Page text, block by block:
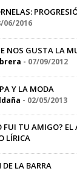
06/2016
NOS GUSTA LA
- 07/09/2012
Y LA MODA
- 02/05/2013
FUI TU AMIGO?
LÍRICA
DE LA BARRA